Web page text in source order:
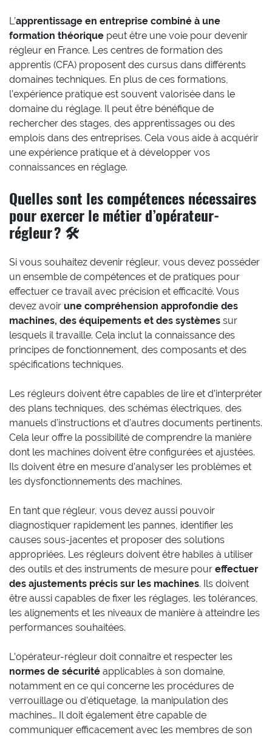
L’apprentissage en entreprise combiné à une
formation théorique peut être une voie pour devenir
régleur en France. Les centres de formation des
apprentis (CFA) proposent des cursus dans différents
domaines techniques. En plus de ces formations,
l’expérience pratique est souvent valorisée dans le
domaine du réglage. Il peut être bénéfique de
rechercher des stages, des apprentissages ou des
emplois dans des entreprises. Cela vous aide à acquérir
une expérience pratique et à développer vos
connaissances en réglage.
Quelles sont les compétences nécessaires
pour exercer le métier d’opérateur-
régleur ? 🛠️
Si vous souhaitez devenir régleur, vous devez posséder
un ensemble de compétences et de pratiques pour
effectuer ce travail avec précision et efficacité. Vous
devez avoir une compréhension approfondie des
machines, des équipements et des systèmes sur
lesquels il travaille. Cela inclut la connaissance des
principes de fonctionnement, des composants et des
spécifications techniques.
Les régleurs doivent être capables de lire et d’interpréter
des plans techniques, des schémas électriques, des
manuels d’instructions et d’autres documents pertinents.
Cela leur offre la possibilité de comprendre la manière
dont les machines doivent être configurées et ajustées.
Ils doivent être en mesure d’analyser les problèmes et
les dysfonctionnements des machines.
En tant que régleur, vous devez aussi pouvoir
diagnostiquer rapidement les pannes, identifier les
causes sous-jacentes et proposer des solutions
appropriées. Les régleurs doivent être habiles à utiliser
des outils et des instruments de mesure pour effectuer
des ajustements précis sur les machines. Ils doivent
être aussi capables de fixer les réglages, les tolérances,
les alignements et les niveaux de manière à atteindre les
performances souhaitées.
L’opérateur-régleur doit connaître et respecter les
normes de sécurité applicables à son domaine,
notamment en ce qui concerne les procédures de
verrouillage ou d’étiquetage, la manipulation des
machines… Il doit également être capable de
communiquer efficacement avec les membres de son